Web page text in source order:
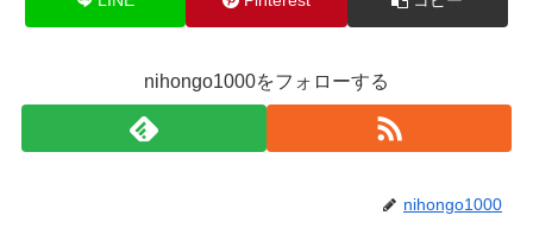
nihongo1000をフォローする
nihongo1000